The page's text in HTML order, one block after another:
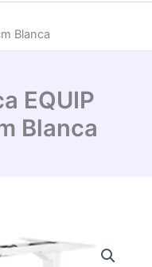
Blanca
EQUIP
Blanca